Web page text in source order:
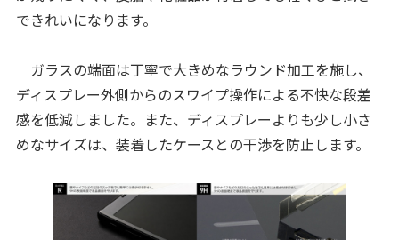
できれいになります。
ガラスの端面は丁寧で大きめなラウンド加工を施し、
ディスプレー外側からのスワイプ操作による不快な段差
感を低減しました。また、ディスプレーよりも少し小さ
めなサイズは、装着したケースとの干渉を防止します。